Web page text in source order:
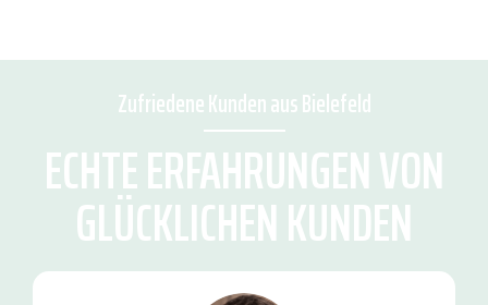
Zufriedene Kunden aus Bielefeld
ECHTE ERFAHRUNGEN VON
GLÜCKLICHEN KUNDEN